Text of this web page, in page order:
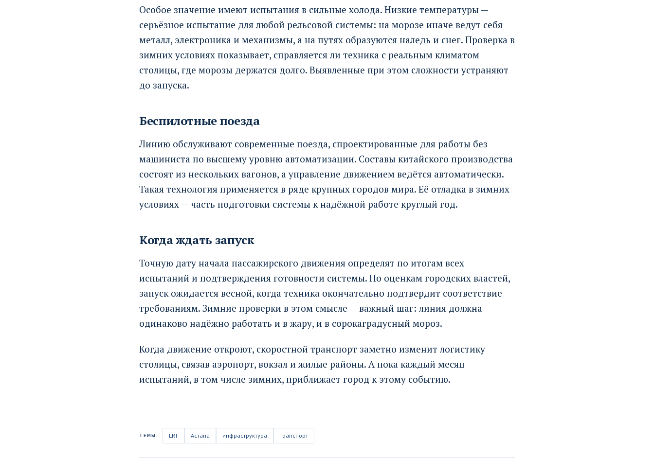
Особое значение имеют испытания в сильные холода. Низкие температуры —
серьёзное испытание для любой рельсовой системы: на морозе иначе ведут себя
металл, электроника и механизмы, а на путях образуются наледь и снег. Проверка в
зимних условиях показывает, справляется ли техника с реальным климатом
столицы, где морозы держатся долго. Выявленные при этом сложности устраняют
до запуска.
Беспилотные поезда
Линию обслуживают современные поезда, спроектированные для работы без
машиниста по высшему уровню автоматизации. Составы китайского производства
состоят из нескольких вагонов, а управление движением ведётся автоматически.
Такая технология применяется в ряде крупных городов мира. Её отладка в зимних
условиях — часть подготовки системы к надёжной работе круглый год.
Когда ждать запуск
Точную дату начала пассажирского движения определят по итогам всех
испытаний и подтверждения готовности системы. По оценкам городских властей,
запуск ожидается весной, когда техника окончательно подтвердит соответствие
требованиям. Зимние проверки в этом смысле — важный шаг: линия должна
одинаково надёжно работать и в жару, и в сорокаградусный мороз.
Когда движение откроют, скоростной транспорт заметно изменит логистику
столицы, связав аэропорт, вокзал и жилые районы. А пока каждый месяц
испытаний, в том числе зимних, приближает город к этому событию.
ТЕМЫ: LRT Астана инфраструктура транспорт